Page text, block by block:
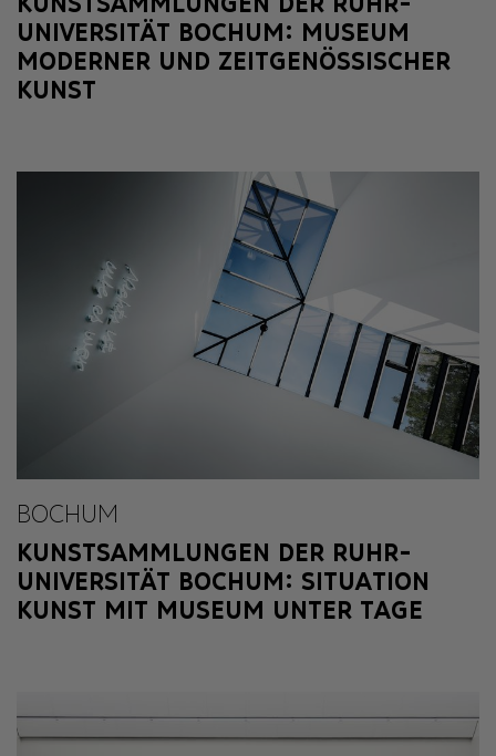
UNIVERSITÄT BOCHUM: MUSEUM
MODERNER UND ZEITGENÖSSISCHER
KUNST
BOCHUM
KUNSTSAMMLUNGEN DER RUHR-
UNIVERSITÄT BOCHUM: SITUATION
KUNST MIT MUSEUM UNTER TAGE